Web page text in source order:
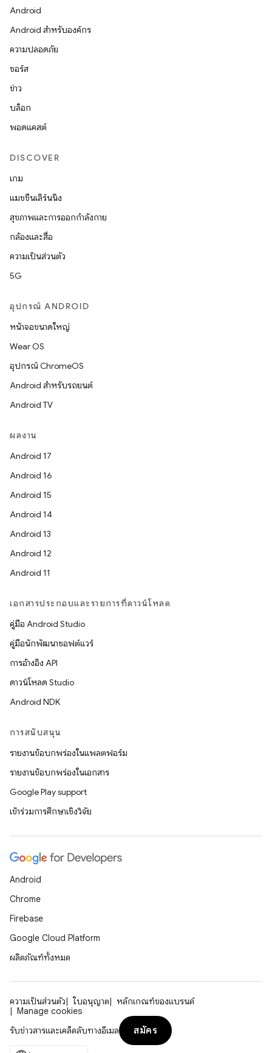
Android
Android สำหรับองค์กร
ความปลอดภัย
ซอร์ส
ข่าว
บล็อก
พอดแคสต์
DISCOVER
เกม
แมชชีนเลิร์นนิง
สุขภาพและการออกกำลังกาย
กล้องและสื่อ
ความเป็นส่วนตัว
5G
อุปกรณ์ ANDROID
หน้าจอขนาดใหญ่
Wear OS
อุปกรณ์ ChromeOS
Android สำหรับรถยนต์
Android TV
ผลงาน
Android 17
Android 16
Android 15
Android 14
Android 13
Android 12
Android 11
เอกสารประกอบและรายการที่ดาวน์โหลด
คู่มือ Android Studio
คู่มือนักพัฒนาซอฟต์แวร์
การอ้างอิง API
ดาวน์โหลด Studio
Android NDK
การสนับสนุน
รายงานข้อบกพร่องในแพลตฟอร์ม
รายงานข้อบกพร่องในเอกสาร
Google Play support
เข้าร่วมการศึกษาเชิงวิจัย
Android
Chrome
Firebase
Google Cloud Platform
ผลิตภัณฑ์ทั้งหมด
ความเป็นส่วนตัว ใบอนุญาต
หลักเกณฑ์ของแบรนด์
Manage cookies
รับข่าวสารและเคล็ดลับทางอีเมล
สมัคร